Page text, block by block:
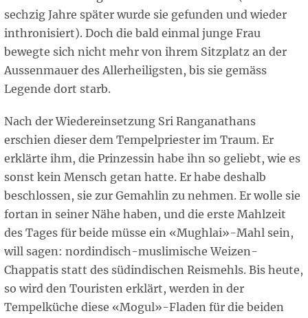
sechzig Jahre später wurde sie gefunden und wieder
inthronisiert). Doch die bald einmal junge Frau
bewegte sich nicht mehr von ihrem Sitzplatz an der
Aussenmauer des Allerheiligsten, bis sie gemäss
Legende dort starb.
Nach der Wiedereinsetzung Sri Ranganathans
erschien dieser dem Tempelpriester im Traum. Er
erklärte ihm, die Prinzessin habe ihn so geliebt, wie es
sonst kein Mensch getan hatte. Er habe deshalb
beschlossen, sie zur Gemahlin zu nehmen. Er wolle sie
fortan in seiner Nähe haben, und die erste Mahlzeit
des Tages für beide müsse ein «Mughlai»-Mahl sein,
will sagen: nordindisch-muslimische Weizen-
Chappatis statt des südindischen Reismehls. Bis heute,
so wird den Touristen erklärt, werden in der
Tempelküche diese «Mogul»-Fladen für die beiden